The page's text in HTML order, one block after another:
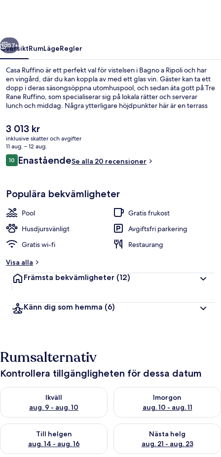
Nästa
57+
ÖversiktRumLägeRegler
Casa Ruffino är ett perfekt val för vistelsen i Bagno a Ripoli och har
en vingård, där du kan koppla av med ett glas vin. Gäster kan ta ett
dopp i deras säsongsöppna utomhuspool, och sedan äta gott på Tre
Rane Ruffino, som specialiserar sig på lokala rätter och serverar
lunch och middag. Några ytterligare höjdpunkter här är en terrass
Det
nuvarande
priset
är
3 013 kr
3 013 kr
inklusive skatter och avgifter
11 aug. – 12 aug.
Recensioner
1010 av 10,
EnaståendeSe alla 20 recensioner
Populära bekvämligheter
Pool
Gratis frukost
Husdjursvänligt
Avgiftsfri parkering
Gratis wi-fi
Restaurang
Visa alla
Främsta bekvämligheter (12)
Känn dig som hemma (6)
Rumsalternativ
Kontrollera tillgängligheten för dessa datum
Ikväll
aug. 9 - aug. 10
Kontrollera tillgängligheten för ikväll aug. 9 - aug. 10
Imorgon
aug. 10 - aug. 11
Kontrollera tillgängligheten
Till helgen
aug. 14 - aug. 16
Kontrollera tillgängligheten för den här helgen aug. 14 - aug.
Nästa helg
aug. 21 - aug. 23
Kontrollera tillgängligheten